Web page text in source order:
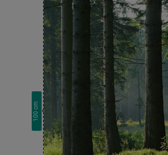
100
cm